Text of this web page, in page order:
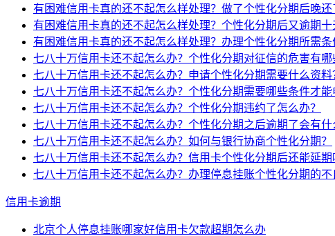
有困难信用卡真的还不起怎么样处理？做了个性化分期后晚还
有困难信用卡真的还不起怎么样处理？个性化分期后又逾期十
有困难信用卡真的还不起怎么样处理？办理个性化分期所需条
七八十万信用卡还不起怎么办？个性化分期对征信的危害有哪
七八十万信用卡还不起怎么办？申请个性化分期需要什么资料
七八十万信用卡还不起怎么办？个性化分期需要哪些条件才能
七八十万信用卡还不起怎么办？个性化分期违约了怎么办？
七八十万信用卡还不起怎么办？个性化分期之后逾期了会有什
七八十万信用卡还不起怎么办？如何与银行协商个性化分期？
七八十万信用卡还不起怎么办？信用卡个性化分期后还能延期
七八十万信用卡还不起怎么办？办理停息挂账个性化分期的不
信用卡逾期
北京个人停息挂账哪家好信用卡欠款超期怎么办